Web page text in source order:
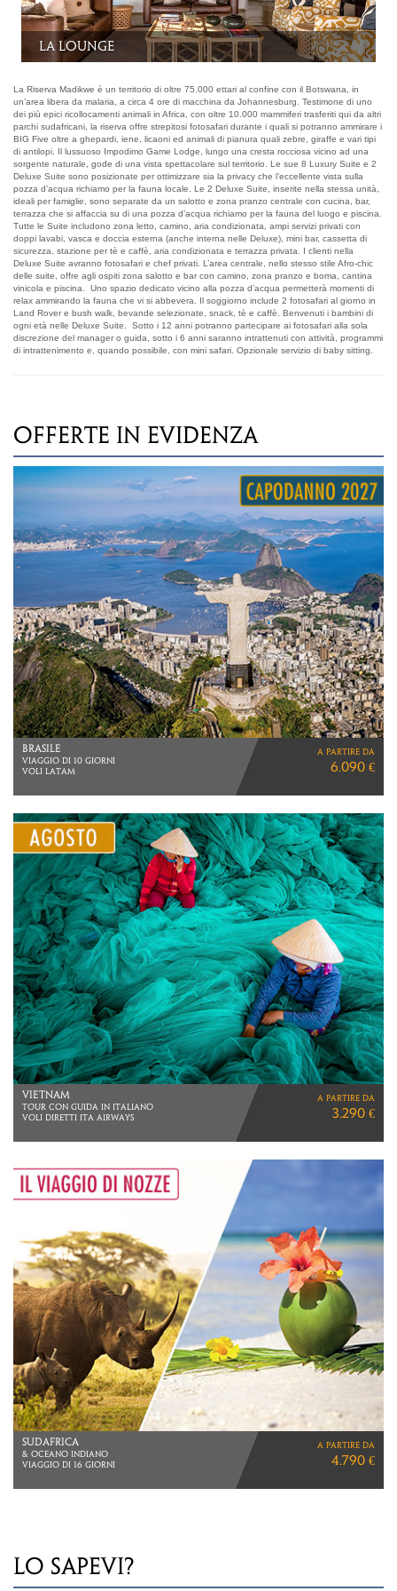
Il fotosafari
La Riserva Madikwe è un territorio di oltre 75.000 ettari al confine con il Botswana, in
un’area libera da malaria, a circa 4 ore di macchina da Johannesburg. Testimone di uno
dei più epici ricollocamenti animali in Africa, con oltre 10.000 mammiferi trasferiti qui da altri
parchi sudafricani, la riserva offre strepitosi fotosafari durante i quali si potranno ammirare i
BIG Five oltre a ghepardi, iene, licaoni ed animali di pianura quali zebre, giraffe e vari tipi
di antilopi. Il lussuoso Impodimo Game Lodge, lungo una cresta rocciosa vicino ad una
sorgente naturale, gode di una vista spettacolare sul territorio. Le sue 8 Luxury Suite e 2
Deluxe Suite sono posizionate per ottimizzare sia la privacy che l’eccellente vista sulla
pozza d’acqua richiamo per la fauna locale. Le 2 Deluxe Suite, inserite nella stessa unità,
ideali per famiglie, sono separate da un salotto e zona pranzo centrale con cucina, bar,
terrazza che si affaccia su di una pozza d’acqua richiamo per la fauna del luogo e piscina.
Tutte le Suite includono zona letto, camino, aria condizionata, ampi servizi privati con
doppi lavabi, vasca e doccia esterna (anche interna nelle Deluxe), mini bar, cassetta di
sicurezza, stazione per tè e caffè, aria condizionata e terrazza privata. I clienti nella
Deluxe Suite avranno fotosafari e chef privati. L’area centrale, nello stesso stile Afro-chic
delle suite, offre agli ospiti zona salotto e bar con camino, zona pranzo e boma, cantina
vinicola e piscina. Uno spazio dedicato vicino alla pozza d’acqua permetterà momenti di
relax ammirando la fauna che vi si abbevera. Il soggiorno include 2 fotosafari al giorno in
Land Rover e bush walk, bevande selezionate, snack, tè e caffè. Benvenuti i bambini di
ogni età nelle Deluxe Suite. Sotto i 12 anni potranno partecipare ai fotosafari alla sola
discrezione del manager o guida, sotto i 6 anni saranno intrattenuti con attività, programmi
di intrattenimento e, quando possibile, con mini safari. Opzionale servizio di baby sitting.
OFFERTE IN EVIDENZA
MERAVIGLIE NAMIBIANE
VOLI LUFTHANSA
a partire da
5.660 €
THAILANDIA
BANGKOK E KOH SAMED
VOLI DIRETTI ITA AIRWAYS
a partire da
2.690 €
SEYCHELLES
10 NOTTI
MEZZA PENSIONE
a partire da
3.230 €
LO SAPEVI?